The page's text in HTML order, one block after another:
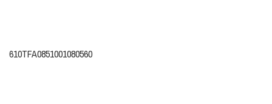
610TFA0851001080560